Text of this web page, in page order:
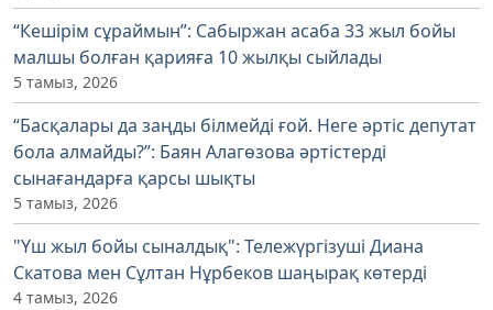
“Кешірім сұраймын”: Сабыржан асаба 33 жыл бойы
малшы болған қарияға 10 жылқы сыйлады
5 тамыз, 2026
“Басқалары да заңды білмейді ғой. Неге әртіс депутат
бола алмайды?”: Баян Алагөзова әртістерді
сынағандарға қарсы шықты
5 тамыз, 2026
"Үш жыл бойы сыналдық": Тележүргізуші Диана
Скатова мен Сұлтан Нұрбеков шаңырақ көтерді
4 тамыз, 2026